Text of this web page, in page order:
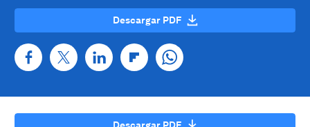
Descargar PDF